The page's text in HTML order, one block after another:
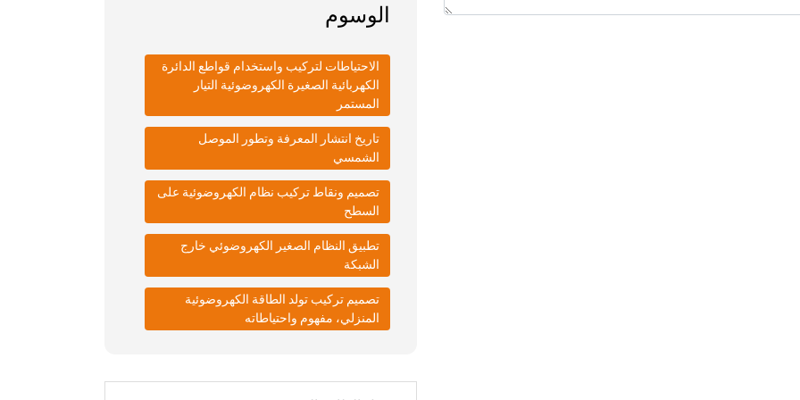
الوسوم
الاحتياطات لتركيب واستخدام قواطع الدائرة
الكهربائية الصغيرة الكهروضوئية التيار
المستمر
تاريخ انتشار المعرفة وتطور الموصل
الشمسي
تصميم ونقاط تركيب نظام الكهروضوئية على
السطح
تطبيق النظام الصغير الكهروضوئي خارج
الشبكة
تصميم تركيب تولد الطاقة الكهروضوئية
المنزلي، مفهوم واحتياطاته